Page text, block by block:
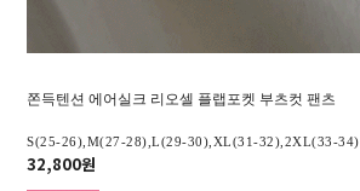
쫀득텐션 에어실크 리오셀 플랩포켓 부츠컷 팬츠
S(25-26),M(27-28),L(29-30),XL(31-32),2XL(33-34)
32,800원